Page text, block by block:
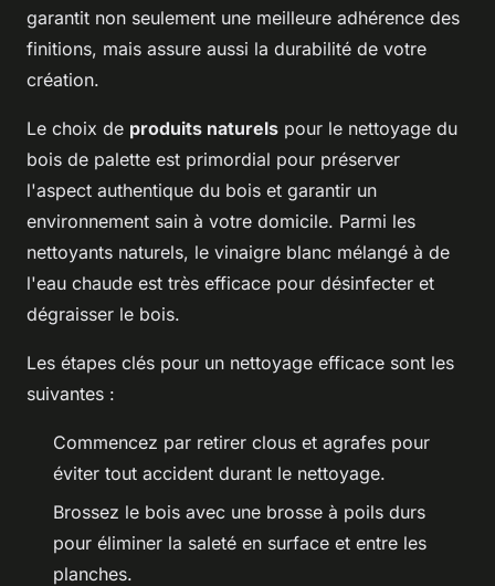
garantit non seulement une meilleure adhérence des
finitions, mais assure aussi la durabilité de votre
création.
Le choix de produits naturels pour le nettoyage du
bois de palette est primordial pour préserver
l'aspect authentique du bois et garantir un
environnement sain à votre domicile. Parmi les
nettoyants naturels, le vinaigre blanc mélangé à de
l'eau chaude est très efficace pour désinfecter et
dégraisser le bois.
Les étapes clés pour un nettoyage efficace sont les
suivantes :
Commencez par retirer clous et agrafes pour
éviter tout accident durant le nettoyage.
Brossez le bois avec une brosse à poils durs
pour éliminer la saleté en surface et entre les
planches.